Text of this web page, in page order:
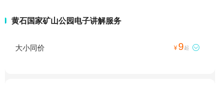
黄石国家矿山公园电子讲解服务
大小同价 ¥ 9起 